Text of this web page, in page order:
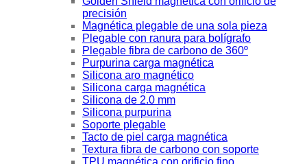
precisión
Magnética plegable de una sola pieza
Plegable con ranura para bolígrafo
Plegable fibra de carbono de 360º
Purpurina carga magnética
Silicona aro magnético
Silicona carga magnética
Silicona de 2.0 mm
Silicona purpurina
Soporte plegable
Tacto de piel carga magnética
Textura fibra de carbono con soporte
TPU magnética con orificio fino